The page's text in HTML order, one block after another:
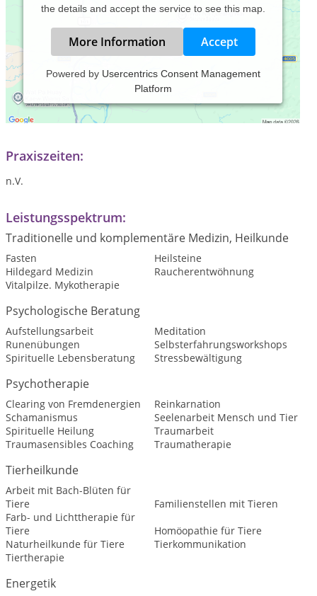
the details and accept the service to see this map.
More Information Accept
Powered by Usercentrics Consent Management
Platform
Meine Bereiche sind schamanische Lebensberatung,
Geistheilung, Energiearbeit, Tierkommunikation und vieles
mehr.
Praxiszeiten:
n.V.
Leistungsspektrum:
Traditionelle und komplementäre Medizin, Heilkunde
Fasten
Heilsteine
Hildegard Medizin
Raucherentwöhnung
Vitalpilze. Mykotherapie
Psychologische Beratung
Aufstellungsarbeit
Meditation
Runenübungen
Selbsterfahrungsworkshops
Spirituelle Lebensberatung
Stressbewältigung
Psychotherapie
Clearing von Fremdenergien
Reinkarnation
Schamanismus
Seelenarbeit Mensch und Tier
Spirituelle Heilung
Traumarbeit
Traumasensibles Coaching
Traumatherapie
Tierheilkunde
Arbeit mit Bach-Blüten für
Tiere
Familienstellen mit Tieren
Farb- und Lichttherapie für
Tiere
Homöopathie für Tiere
Naturheilkunde für Tiere
Tierkommunikation
Tiertherapie
Energetik